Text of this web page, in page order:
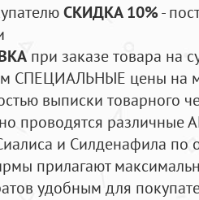
СКИДКА 10%-
при заказе товара на
СПЕЦИАЛЬНЫЕ цены на
выписки товарного
проводятся
и Силденафила по
прилагают
удобным для